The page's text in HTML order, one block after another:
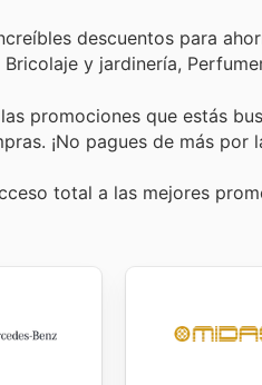
descuentos para
Bricolaje y jardinería,
promociones que estás
¡No pagues de más por
total a las mejores